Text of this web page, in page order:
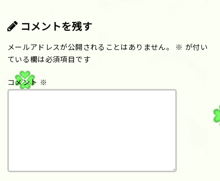
コメントを残す
メールアドレスが公開されることはありません。 ※ が付い
ている欄は必須項目です
コメント ※